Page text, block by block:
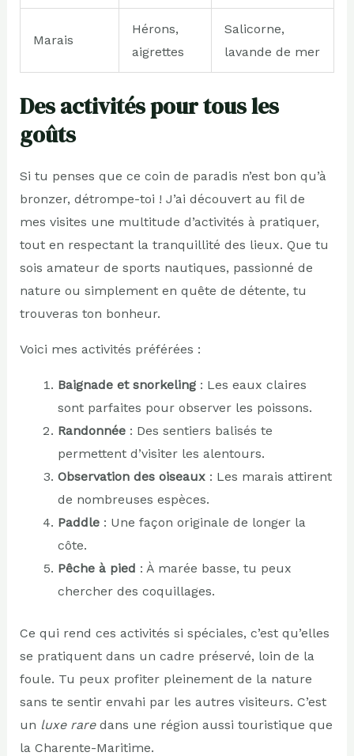
Marais
Hérons,
aigrettes
Salicorne,
lavande de mer
Des activités pour tous les
goûts
Si tu penses que ce coin de paradis n’est bon qu’à
bronzer, détrompe-toi ! J’ai découvert au fil de
mes visites une multitude d’activités à pratiquer,
tout en respectant la tranquillité des lieux. Que tu
sois amateur de sports nautiques, passionné de
nature ou simplement en quête de détente, tu
trouveras ton bonheur.
Voici mes activités préférées :
Baignade et snorkeling: Les eaux claires
sont parfaites pour observer les poissons.
Randonnée: Des sentiers balisés te
permettent d’visiter les alentours.
Observation des oiseaux: Les marais attirent
de nombreuses espèces.
Paddle: Une façon originale de longer la
côte.
Pêche à pied : À marée basse, tu peux
chercher des coquillages.
Ce qui rend ces activités si spéciales, c’est qu’elles
se pratiquent dans un cadre préservé, loin de la
foule. Tu peux profiter pleinement de la nature
sans te sentir envahi par les autres visiteurs. C’est
un luxe raredans une région aussi touristique que
la Charente-Maritime.